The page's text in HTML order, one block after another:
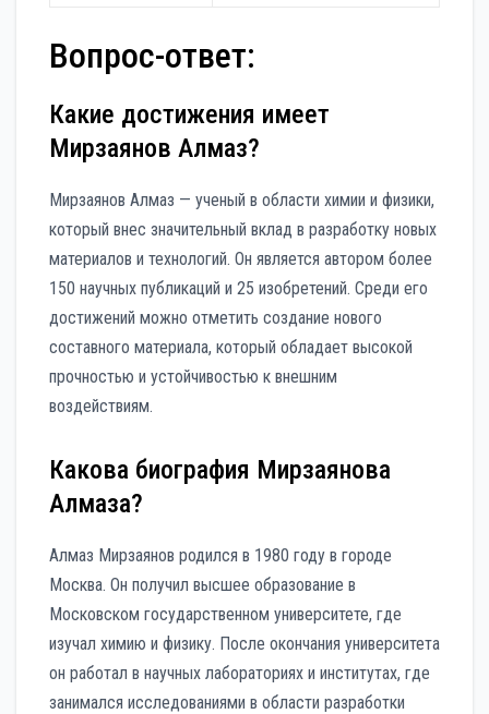
Вопрос-ответ:
Какие достижения имеет
Мирзаянов Алмаз?
Мирзаянов Алмаз — ученый в области химии и физики,
который внес значительный вклад в разработку новых
материалов и технологий. Он является автором более
150 научных публикаций и 25 изобретений. Среди его
достижений можно отметить создание нового
составного материала, который обладает высокой
прочностью и устойчивостью к внешним
воздействиям.
Какова биография Мирзаянова
Алмаза?
Алмаз Мирзаянов родился в 1980 году в городе
Москва. Он получил высшее образование в
Московском государственном университете, где
изучал химию и физику. После окончания университета
он работал в научных лабораториях и институтах, где
занимался исследованиями в области разработки